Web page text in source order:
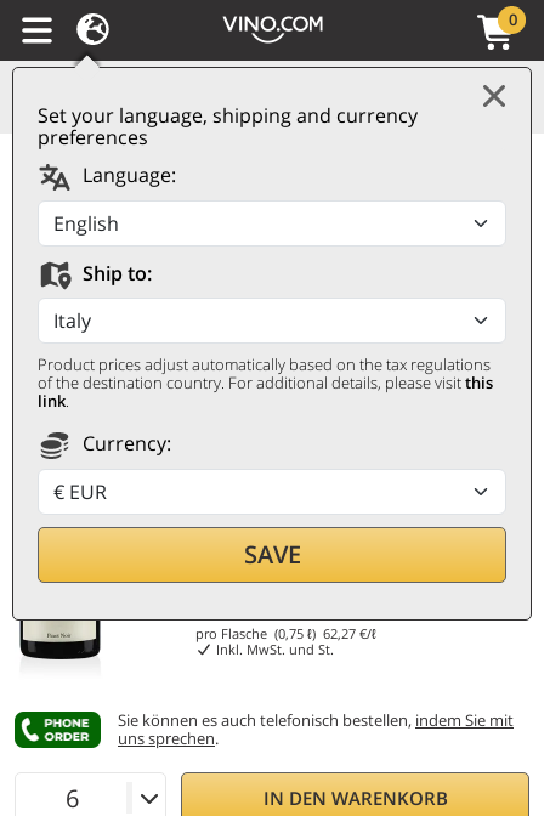
Set your language, shipping and currency
preferences
Language:
Ship to:
Product prices adjust automatically based on the tax regulations
of the destination country. For additional details, please visitthis
link.
Currency:
SAVE
0
Bourgogne Côte d'Or
AOC Pinot Noir 2022
Pierrick Bouley
PIERRICK BOULEY
0,75 ℓ
46,70€
pro Flasche (0,75 ℓ)62,27 €/ℓ
Inkl. MwSt. und St.
Sie können es auch telefonisch bestellen, indem Sie mit
uns sprechen.
IN DEN WARENKORB